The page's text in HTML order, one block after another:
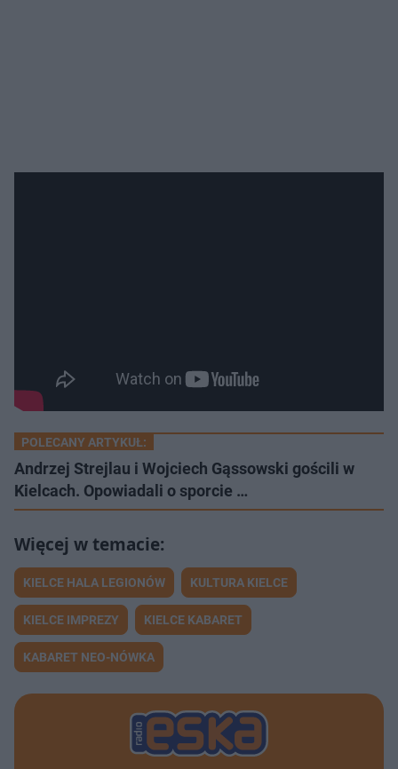
POLECANY ARTYKUŁ:
Andrzej Strejlau i Wojciech Gąssowski gościli w
Kielcach. Opowiadali o sporcie …
KIELCE HALA LEGIONÓW KULTURA KIELCE
KIELCE IMPREZY KIELCE KABARET
KABARET NEO-NÓWKA